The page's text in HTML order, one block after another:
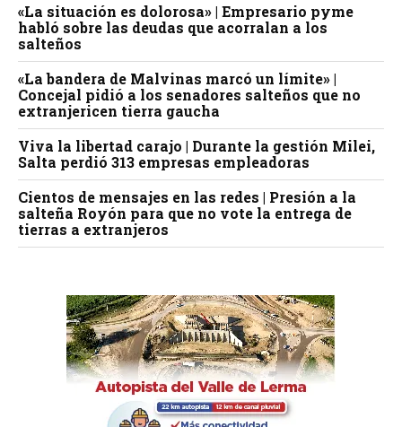
«La situación es dolorosa» | Empresario pyme
habló sobre las deudas que acorralan a los
salteños
«La bandera de Malvinas marcó un límite» |
Concejal pidió a los senadores salteños que no
extranjericen tierra gaucha
Viva la libertad carajo | Durante la gestión Milei,
Salta perdió 313 empresas empleadoras
Cientos de mensajes en las redes | Presión a la
salteña Royón para que no vote la entrega de
tierras a extranjeros